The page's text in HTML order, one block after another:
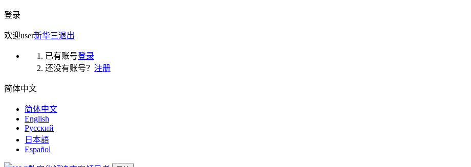
登录
欢迎user新华三退出
已有账号登录
还没有账号？ 注册
简体中文
简体中文
English
Русский
日本語
Español